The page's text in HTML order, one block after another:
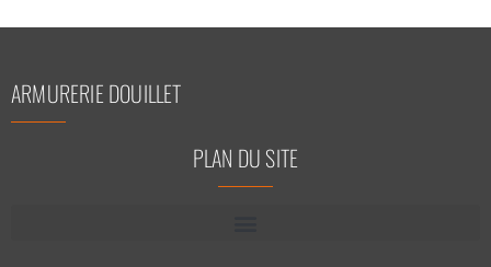
ARMURERIE DOUILLET
PLAN DU SITE